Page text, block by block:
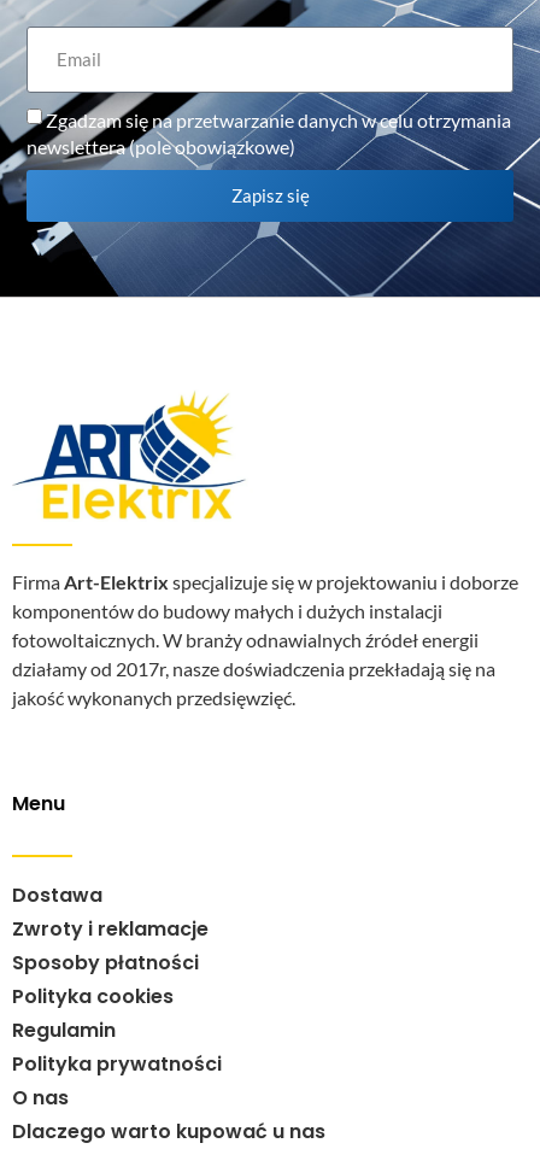
Zgadzam się na przetwarzanie danych w celu otrzymania
newslettera (pole obowiązkowe)
Zapisz się
Firma Art-Elektrix specjalizuje się w projektowaniu i doborze
komponentów do budowy małych i dużych instalacji
fotowoltaicznych. W branży odnawialnych źródeł energii
działamy od 2017r, nasze doświadczenia przekładają się na
jakość wykonanych przedsięwzięć.
Menu
Dostawa
Zwroty i reklamacje
Sposoby płatności
Polityka cookies
Regulamin
Polityka prywatności
O nas
Dlaczego warto kupować u nas